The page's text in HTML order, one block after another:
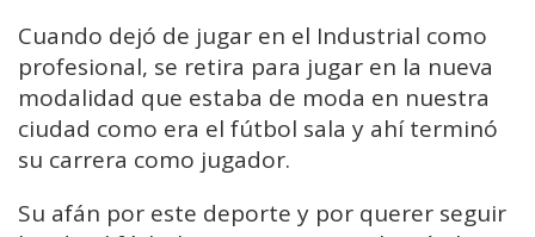
Cuando dejó de jugar en el Industrial como
profesional, se retira para jugar en la nueva
modalidad que estaba de moda en nuestra
ciudad como era el fútbol sala y ahí terminó
su carrera como jugador.
Su afán por este deporte y por querer seguir